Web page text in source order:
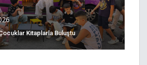
Kitaplarla Buluştu